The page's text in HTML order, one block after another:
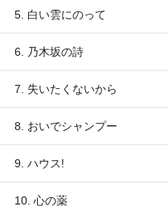
5. 白い雲にのって
6. 乃木坂の詩
7. 失いたくないから
8. おいでシャンプー
9. ハウス!
10. 心の薬